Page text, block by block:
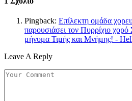
Pingback: Επίλεκτη ομάδα
παρουσιάσει τον Πυρρίχιο
μήνυμα Τιμής και Μνήμης! -
Leave A Reply